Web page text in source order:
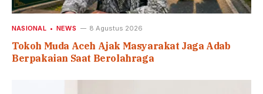
NASIONAL NEWS 8 Agustus 2026
Tokoh Muda Aceh Ajak Masyarakat Jaga Adab
Berpakaian Saat Berolahraga